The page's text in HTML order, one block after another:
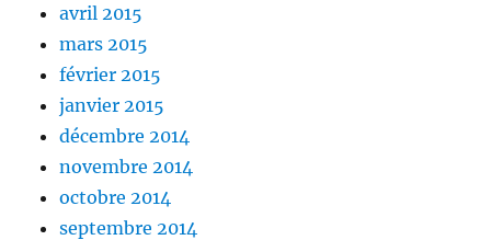
avril 2015
mars 2015
février 2015
janvier 2015
décembre 2014
novembre 2014
octobre 2014
septembre 2014